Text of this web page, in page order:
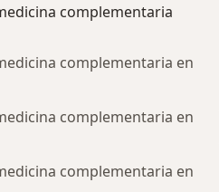
complementaria
complementaria en
complementaria en
complementaria en